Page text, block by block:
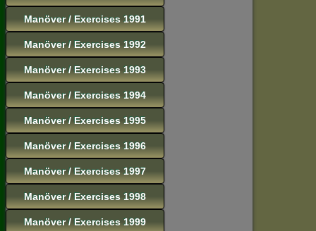
Manöver / Exercises 1991
Manöver / Exercises 1992
Manöver / Exercises 1993
Manöver / Exercises 1994
Manöver / Exercises 1995
Manöver / Exercises 1996
Manöver / Exercises 1997
Manöver / Exercises 1998
Manöver / Exercises 1999